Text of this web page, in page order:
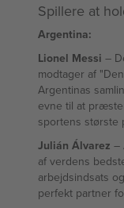
Spillere at
Argentina:
Lionel Messi –
modtager af
Argentinas
evne til at
sportens største
Julián Álvarez –
af verdens
arbejdsindsats
perfekt partner